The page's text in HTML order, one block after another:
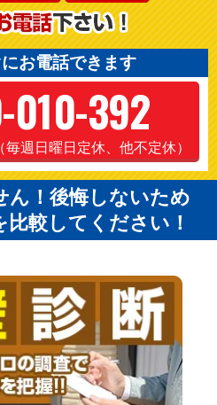
お電話できます
010-392
週日曜日定休、他不定休）
ん！後悔しないため
較してください！